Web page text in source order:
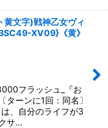
文字)戦神乙女ヴィ
XV09}《黄》
フラッシュ_『お
ターンに1回：同名〕
、自分のライフが3
サ…